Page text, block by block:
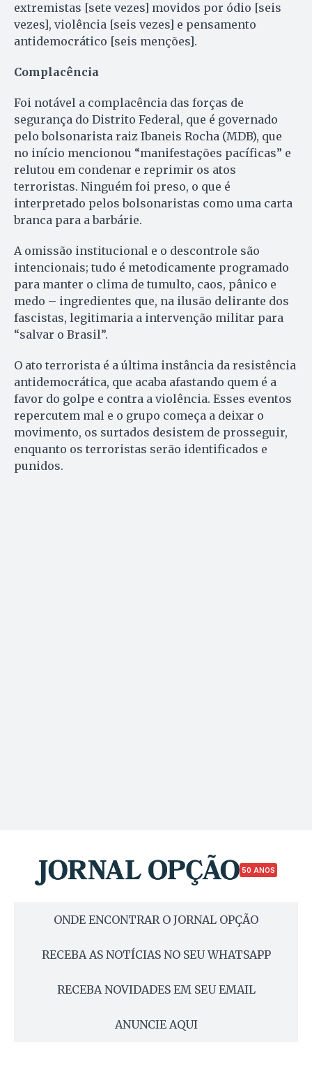
extremistas [sete vezes] movidos por ódio [seis
vezes], violência [seis vezes] e pensamento
antidemocrático [seis menções].
Complacência
Foi notável a complacência das forças de
segurança do Distrito Federal, que é governado
pelo bolsonarista raiz Ibaneis Rocha (MDB), que
no início mencionou “manifestações pacíficas” e
relutou em condenar e reprimir os atos
terroristas. Ninguém foi preso, o que é
interpretado pelos bolsonaristas como uma carta
branca para a barbárie.
A omissão institucional e o descontrole são
intencionais; tudo é metodicamente programado
para manter o clima de tumulto, caos, pânico e
medo – ingredientes que, na ilusão delirante dos
fascistas, legitimaria a intervenção militar para
“salvar o Brasil”.
O ato terrorista é a última instância da resistência
antidemocrática, que acaba afastando quem é a
favor do golpe e contra a violência. Esses eventos
repercutem mal e o grupo começa a deixar o
movimento, os surtados desistem de prosseguir,
enquanto os terroristas serão identificados e
punidos.
50 ANOS
ONDE ENCONTRAR O JORNAL OPÇÃO
RECEBA AS NOTÍCIAS NO SEU WHATSAPP
RECEBA NOVIDADES EM SEU EMAIL
ANUNCIE AQUI